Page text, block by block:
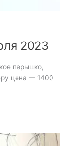
2023
перышко,
цена — 1400